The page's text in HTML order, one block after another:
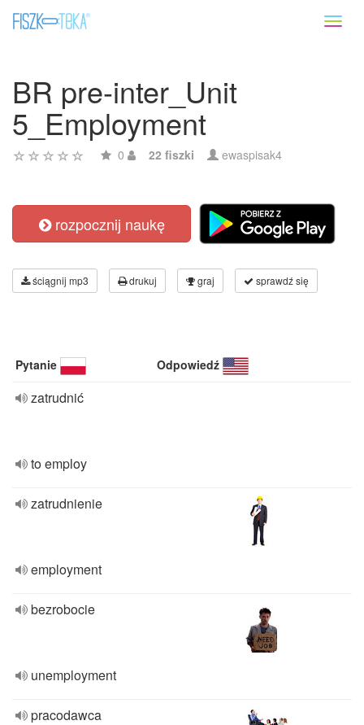
BR pre-inter_Unit
5_Employment
0 22 fiszki ewaspisak4
rozpocznij naukę
ściągnij mp3 drukuj graj sprawdź się
Pytanie Odpowiedź
zatrudnić
to employ
zatrudnienie
employment
bezrobocie
unemployment
pracodawca